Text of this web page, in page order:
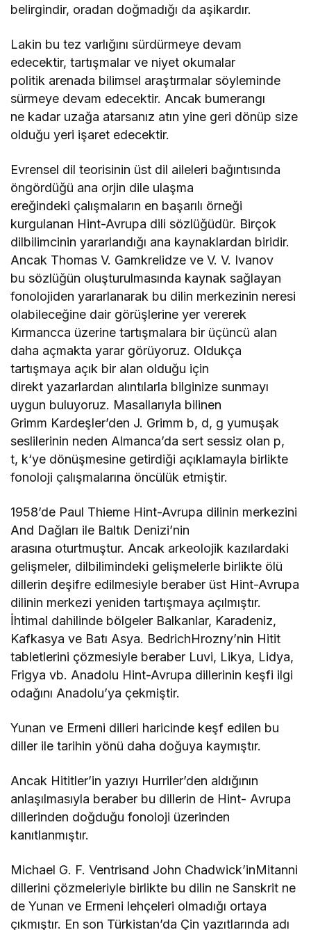
belirgindir, oradan doğmadığı da aşikardır.
Lakin bu tez varlığını sürdürmeye devam
edecektir, tartışmalar ve niyet okumalar
politik arenada bilimsel araştırmalar söyleminde
sürmeye devam edecektir. Ancak bumerangı
ne kadar uzağa atarsanız atın yine geri dönüp size
olduğu yeri işaret edecektir.
Evrensel dil teorisinin üst dil aileleri bağıntısında
öngördüğü ana orjin dile ulaşma
ereğindeki çalışmaların en başarılı örneği
kurgulanan Hint-Avrupa dili sözlüğüdür. Birçok
dilbilimcinin yararlandığı ana kaynaklardan biridir.
Ancak Thomas V. Gamkrelidze ve V. V. Ivanov
bu sözlüğün oluşturulmasında kaynak sağlayan
fonolojiden yararlanarak bu dilin merkezinin neresi
olabileceğine dair görüşlerine yer vererek
Kırmancca üzerine tartışmalara bir üçüncü alan
daha açmakta yarar görüyoruz. Oldukça
tartışmaya açık bir alan olduğu için
direkt yazarlardan alıntılarla bilginize sunmayı
uygun buluyoruz. Masallarıyla bilinen
Grimm Kardeşler’den J. Grimm b, d, g yumuşak
seslilerinin neden Almanca’da sert sessiz olan p,
t, k‘ye dönüşmesine getirdiği açıklamayla birlikte
fonoloji çalışmalarına öncülük etmiştir.
1958’de Paul Thieme Hint-Avrupa dilinin merkezini
And Dağları ile Baltık Denizi’nin
arasına oturtmuştur. Ancak arkeolojik kazılardaki
gelişmeler, dilbilimindeki gelişmelerle birlikte ölü
dillerin deşifre edilmesiyle beraber üst Hint-Avrupa
dilinin merkezi yeniden tartışmaya açılmıştır.
İhtimal dahilinde bölgeler Balkanlar, Karadeniz,
Kafkasya ve Batı Asya. BedrichHrozny’nin Hitit
tabletlerini çözmesiyle beraber Luvi, Likya, Lidya,
Frigya vb. Anadolu Hint-Avrupa dillerinin keşfi ilgi
odağını Anadolu’ya çekmiştir.
Yunan ve Ermeni dilleri haricinde keşf edilen bu
diller ile tarihin yönü daha doğuya kaymıştır.
Ancak Hititler’in yazıyı Hurriler’den aldığının
anlaşılmasıyla beraber bu dillerin de Hint- Avrupa
dillerinden doğduğu fonoloji üzerinden
kanıtlanmıştır.
Michael G. F. Ventrisand John Chadwick’inMitanni
dillerini çözmeleriyle birlikte bu dilin ne Sanskrit ne
de Yunan ve Ermeni lehçeleri olmadığı ortaya
çıkmıştır. En son Türkistan’da Çin yazıtlarında adı